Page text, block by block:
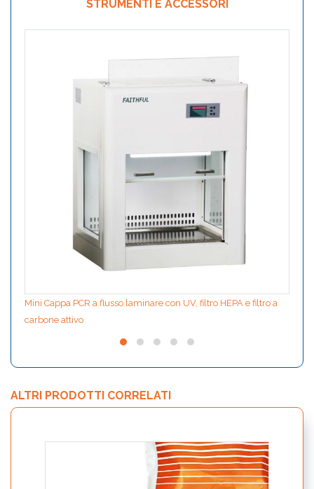
STRUMENTI E ACCESSORI
Mini Cappa PCR a flusso laminare con UV, filtro HEPA e filtro a
carbone attivo
ALTRI PRODOTTI CORRELATI